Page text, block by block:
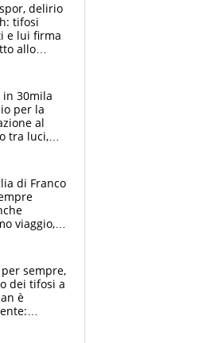
delirio
tifosi
e lui firma
allo
in 30mila
per la
al
tra luci,
di Franco
viaggio,
dei tifosi
sempre,
dei tifosi a
è